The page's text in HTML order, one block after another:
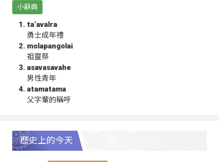
小辭典
ta‘avalra
勇士成年禮
molapangolai
祖靈祭
asavasavahe
男性青年
atamatama
父字輩的稱呼
歷史上的今天